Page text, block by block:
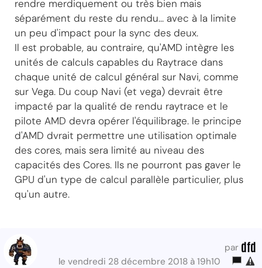
rendre merdiquement ou très bien mais
séparément du reste du rendu... avec à la limite
un peu d'impact pour la sync des deux.
Il est probable, au contraire, qu'AMD intègre les
unités de calculs capables du Raytrace dans
chaque unité de calcul général sur Navi, comme
sur Vega. Du coup Navi (et vega) devrait être
impacté par la qualité de rendu raytrace et le
pilote AMD devra opérer l'équilibrage. le principe
d'AMD dvrait permettre une utilisation optimale
des cores, mais sera limité au niveau des
capacités des Cores. Ils ne pourront pas gaver le
GPU d'un type de calcul parallèle particulier, plus
qu'un autre.
par dfd
le vendredi 28 décembre 2018 à 19h10